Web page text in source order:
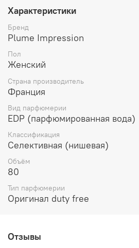
прочностью, свободой и
Аромат открывается сладостным
сладких терпковато-пряных
спелых ягод черной смородины и
цветочного трио белой магнолии,
пиона. Центр композиции Plume
османтуса, пьянящей бархатисто-
страстного жасмина, которые
аромата с чувственными
древесно-земляными акцентами
пряными нотами пачули и
драгоценной амбры.
Характеристики
Бренд
Plume Impression
Пол
Женский
Страна производитель
Франция
Вид парфюмерии
EDP (парфюмированная вода)
Классификация
Селективная (нишевая)
Объём
80
Тип парфюмерии
Оригинал duty free
Отзывы